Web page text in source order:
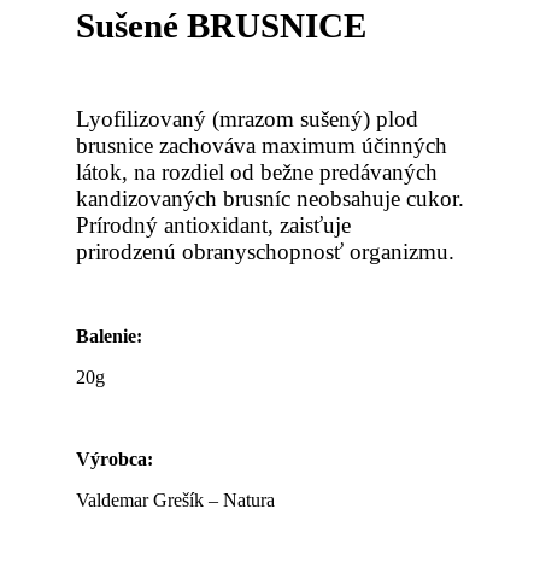
Sušené BRUSNICE
Lyofilizovaný (mrazom sušený) plod
brusnice zachováva maximum účinných
látok, na rozdiel od bežne predávaných
kandizovaných brusníc neobsahuje cukor.
Prírodný antioxidant, zaisťuje
prirodzenú obranyschopnosť organizmu.
Balenie:
20g
Výrobca:
Valdemar Grešík – Natura